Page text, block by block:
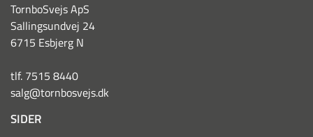
TornboSvejs ApS
Sallingsundvej 24
6715 Esbjerg N
tlf. 7515 8440
salg@tornbosvejs.dk
SIDER